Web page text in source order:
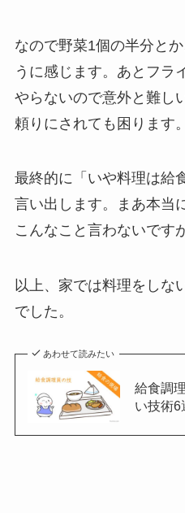
なので野菜1個の半分と
うに感じます。あとフラ
やらないので意外と難し
頼りにされても困ります。
最終的に「いや料理は給
言い出します。まあ本当
こんなこと言わないです
以上、家では料理をしな
でした。
あわせて読みたい
給食調
い技術6